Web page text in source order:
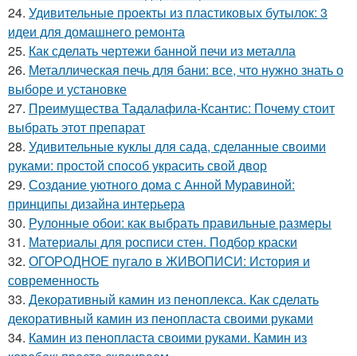
24. Удивительные проекты из пластиковых бутылок: 3
идеи для домашнего ремонта
25. Как сделать чертежи банной печи из металла
26. Металлическая печь для бани: все, что нужно знать о
выборе и установке
27. Преимущества Тадалафила-Ксантис: Почему стоит
выбрать этот препарат
28. Удивительные куклы для сада, сделанные своими
руками: простой способ украсить свой двор
29. Создание уютного дома с Анной Муравиной:
принципы дизайна интерьера
30. Рулонные обои: как выбрать правильные размеры
31. Материалы для росписи стен. Подбор краски
32. ОГОРОДНОЕ пугало в ЖИВОПИСИ: История и
современность
33. Декоративный камин из пеноплекса. Как сделать
декоративный камин из пенопласта своими руками
34. Камин из пенопласта своими руками. Камин из